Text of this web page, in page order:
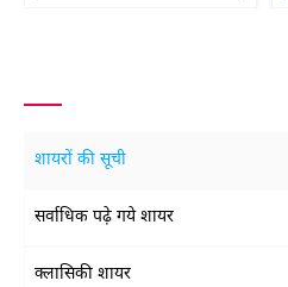
शायरों की सूची
सर्वाधिक पढ़े गये शायर
क्लासिकी शायर